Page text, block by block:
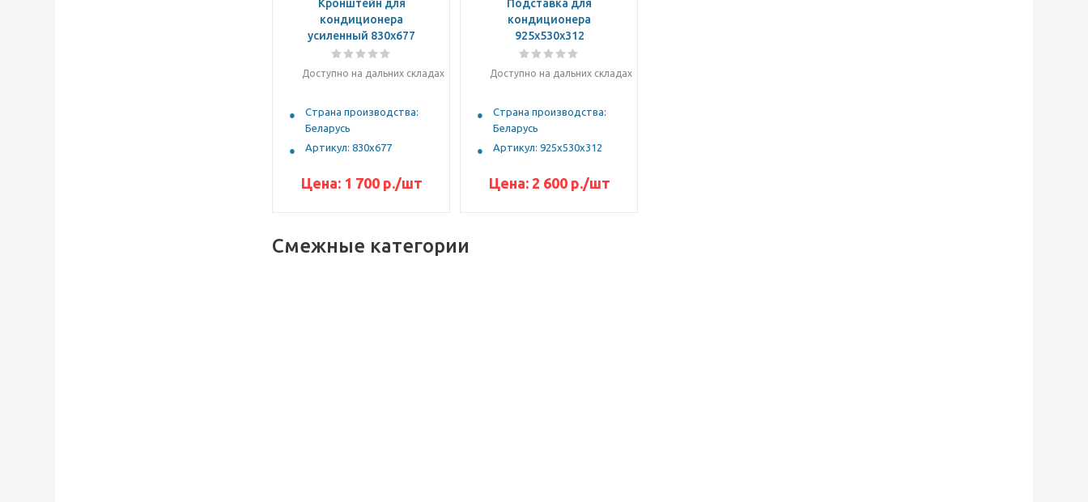
Кронштейн для
кондиционера
усиленный 830х677
Доступно на дальних складах
Страна производства:
Беларусь
Артикул: 830х677
Цена: 1 700р./шт
Подставка для
кондиционера
925х530х312
Доступно на дальних складах
Страна производства:
Беларусь
Артикул: 925х530х312
Цена: 2 600р./шт
Смежные категории